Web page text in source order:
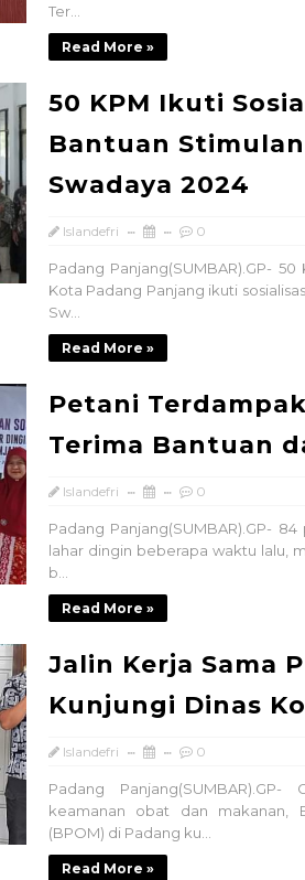
Ter...
Read More »
50 KPM Ikuti
Bantuan
Swadaya 2024
Islandefri 0
Padang Panjang(SUMBAR).GP-
Kota Padang Panjang ikuti
Sw...
Read More »
Petani
Terima Bantuan
Islandefri 0
Padang Panjang(SUMBAR).GP-
lahar dingin beberapa waktu lalu,
b...
Read More »
Jalin Kerja Sama
Kunjungi Dinas
Islandefri 0
Padang
keamanan obat dan makanan,
(BPOM) di Padang ku...
Read More »